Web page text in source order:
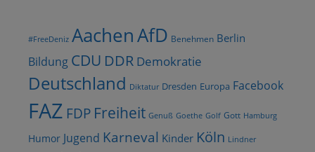
#FreeDeniz AachenAfD Benehmen Berlin
Bildung CDU DDR Demokratie
Deutschland Diktatur Dresden Europa Facebook
FAZ FDP Freiheit Genuß Goethe Golf Gott Hamburg
Humor Jugend Karneval Kinder Köln Lindner